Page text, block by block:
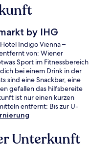
by IHG
Indigo Vienna –
von: Wiener
Sport im Fitnessbereich
bei einem Drink in der
sind eine Snackbar, eine
gefallen das hilfsbereite
ist nur einen kurzen
entfernt: Bis zur U-
bzw. 8 Minuten (U-
Unterkunft